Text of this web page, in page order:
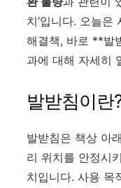
치’입니다. 오늘
해결책, 바로 **발
과에 대해 자세히
발받침이란
발받침은 책상 아
리 위치를 안정시
치입니다. 사용 목